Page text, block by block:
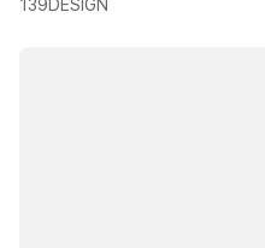
139DESIGN